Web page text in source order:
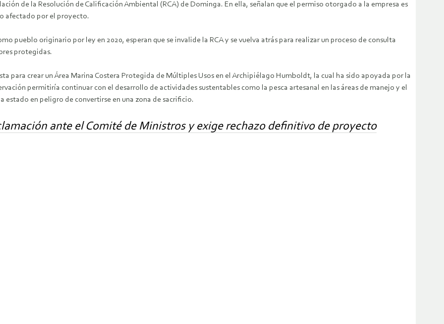
de la Resolución de Calificación Ambiental (RCA) de Dominga. En ella, señalan que el permiso otorgado a la empresa es
afectado por el proyecto.
pueblo originario por ley en 2020, esperan que se invalide la RCA y se vuelva atrás para realizar un proceso de consulta
protegidas.
para crear un Área Marina Costera Protegida de Múltiples Usos en el Archipiélago Humboldt, la cual ha sido apoyada por la
permitiría continuar con el desarrollo de actividades sustentables como la pesca artesanal en las áreas de manejo y el
en peligro de convertirse en una zona de sacrificio.
ante el Comité de Ministros y exige rechazo definitivo de proyecto